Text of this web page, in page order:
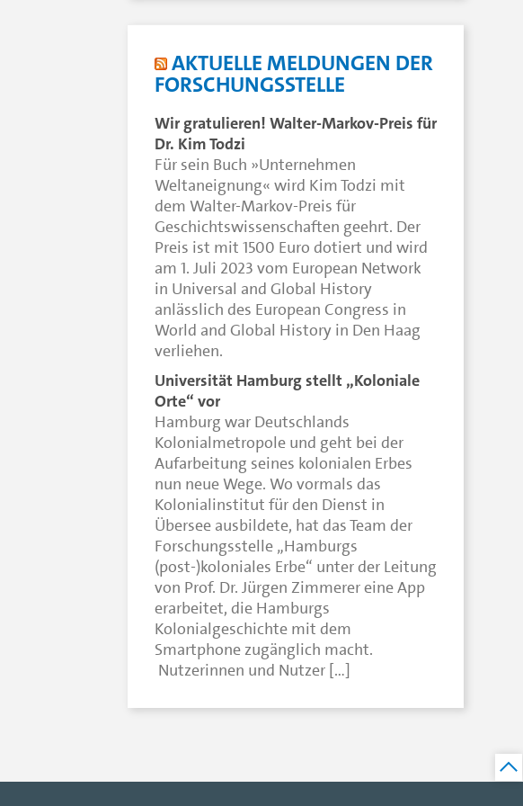
AKTUELLE MELDUNGEN DER
FORSCHUNGSSTELLE
Wir gratulieren! Walter-Markov-Preis für
Dr. Kim Todzi
Für sein Buch »Unternehmen
Weltaneignung« wird Kim Todzi mit
dem Walter-Markov-Preis für
Geschichtswissenschaften geehrt. Der
Preis ist mit 1500 Euro dotiert und wird
am 1. Juli 2023 vom European Network
in Universal and Global History
anlässlich des European Congress in
World and Global History in Den Haag
verliehen.
Universität Hamburg stellt „Koloniale
Orte“ vor
Hamburg war Deutschlands
Kolonialmetropole und geht bei der
Aufarbeitung seines kolonialen Erbes
nun neue Wege. Wo vormals das
Kolonialinstitut für den Dienst in
Übersee ausbildete, hat das Team der
Forschungsstelle „Hamburgs
(post-)koloniales Erbe“ unter der Leitung
von Prof. Dr. Jürgen Zimmerer eine App
erarbeitet, die Hamburgs
Kolonialgeschichte mit dem
Smartphone zugänglich macht.
Nutzerinnen und Nutzer […]